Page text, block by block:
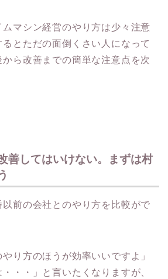
マシン経営のやり方は少々注意
とただの面倒くさい人になって
から改善までの簡単な注意点を次
善してはいけない。まずは村
前の会社とのやり方を比較がで
り方のほうが効率いいですよ」
・・」と言いたくなりますが、